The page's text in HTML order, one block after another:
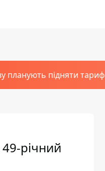
планують підняти тариф
річний